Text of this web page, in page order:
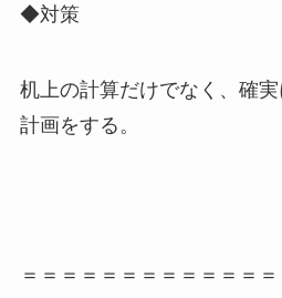
◆対策
机上の計算だけでなく、確
計画をする。
＝＝＝＝＝＝＝＝＝＝＝＝